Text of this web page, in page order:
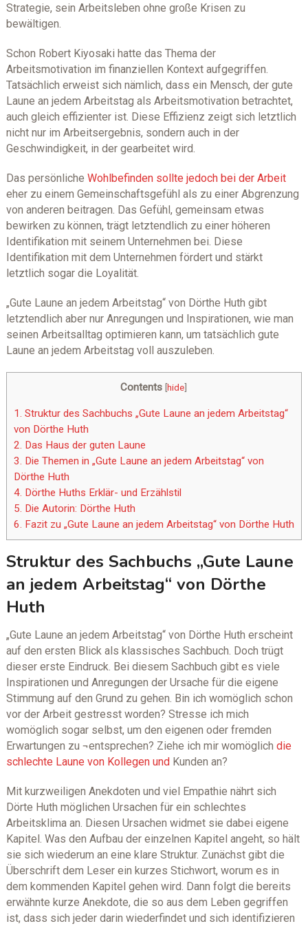
Strategie, sein Arbeitsleben ohne große Krisen zu
bewältigen.
Schon Robert Kiyosaki hatte das Thema der
Arbeitsmotivation im finanziellen Kontext aufgegriffen.
Tatsächlich erweist sich nämlich, dass ein Mensch, der gute
Laune an jedem Arbeitstag als Arbeitsmotivation betrachtet,
auch gleich effizienter ist. Diese Effizienz zeigt sich letztlich
nicht nur im Arbeitsergebnis, sondern auch in der
Geschwindigkeit, in der gearbeitet wird.
Das persönliche Wohlbefinden sollte jedoch bei der Arbeit
eher zu einem Gemeinschaftsgefühl als zu einer Abgrenzung
von anderen beitragen. Das Gefühl, gemeinsam etwas
bewirken zu können, trägt letztendlich zu einer höheren
Identifikation mit seinem Unternehmen bei. Diese
Identifikation mit dem Unternehmen fördert und stärkt
letztlich sogar die Loyalität.
„Gute Laune an jedem Arbeitstag“ von Dörthe Huth gibt
letztendlich aber nur Anregungen und Inspirationen, wie man
seinen Arbeitsalltag optimieren kann, um tatsächlich gute
Laune an jedem Arbeitstag voll auszuleben.
Contents [hide]
1. Struktur des Sachbuchs „Gute Laune an jedem Arbeitstag“
von Dörthe Huth
2. Das Haus der guten Laune
3. Die Themen in „Gute Laune an jedem Arbeitstag“ von
Dörthe Huth
4. Dörthe Huths Erklär- und Erzählstil
5. Die Autorin: Dörthe Huth
6. Fazit zu „Gute Laune an jedem Arbeitstag“ von Dörthe Huth
Struktur des Sachbuchs „Gute Laune
an jedem Arbeitstag“ von Dörthe
Huth
„Gute Laune an jedem Arbeitstag“ von Dörthe Huth erscheint
auf den ersten Blick als klassisches Sachbuch. Doch trügt
dieser erste Eindruck. Bei diesem Sachbuch gibt es viele
Inspirationen und Anregungen der Ursache für die eigene
Stimmung auf den Grund zu gehen. Bin ich womöglich schon
vor der Arbeit gestresst worden? Stresse ich mich
womöglich sogar selbst, um den eigenen oder fremden
Erwartungen zu ¬entsprechen? Ziehe ich mir womöglich die
schlechte Laune von Kollegen undKunden an?
Mit kurzweiligen Anekdoten und viel Empathie nährt sich
Dörte Huth möglichen Ursachen für ein schlechtes
Arbeitsklima an. Diesen Ursachen widmet sie dabei eigene
Kapitel. Was den Aufbau der einzelnen Kapitel angeht, so hält
sie sich wiederum an eine klare Struktur. Zunächst gibt die
Überschrift dem Leser ein kurzes Stichwort, worum es in
dem kommenden Kapitel gehen wird. Dann folgt die bereits
erwähnte kurze Anekdote, die so aus dem Leben gegriffen
ist, dass sich jeder darin wiederfindet und sich identifizieren